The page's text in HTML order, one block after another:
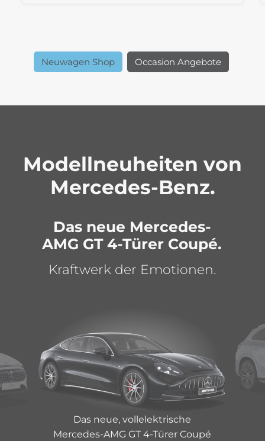
Neuwagen Shop Occasion Angebote
Modellneuheiten von
Mercedes-Benz.
Das neue Mercedes-
AMG GT 4-Türer Coupé.
Kraftwerk der Emotionen.
Das neue, vollelektrische
Mercedes-AMG GT 4-Türer Coupé